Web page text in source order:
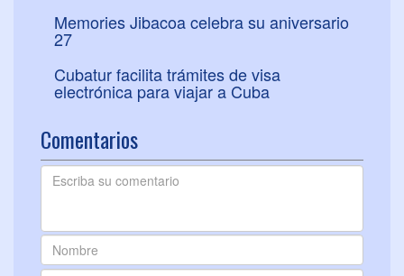
Memories Jibacoa celebra su aniversario
27
Cubatur facilita trámites de visa
electrónica para viajar a Cuba
Comentarios